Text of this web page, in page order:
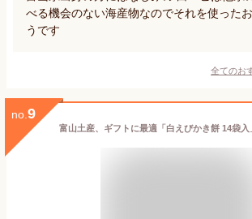
べる機会のない海産物なのでそれを使った
うです
全てのお
no. 9